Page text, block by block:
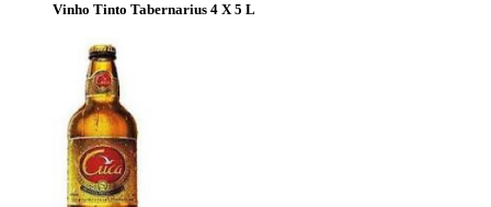
Vinho Tinto Tabernarius 4 X 5 L